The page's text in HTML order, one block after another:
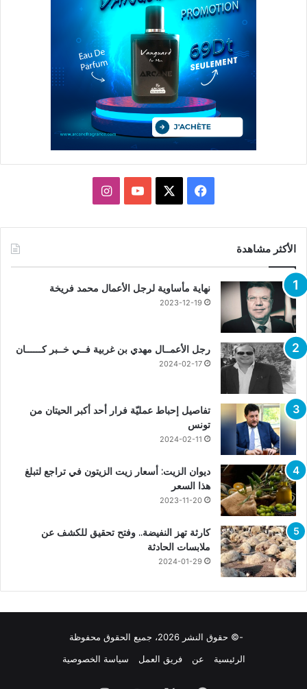
فيسبوك يوتيوبانستقرام
الأكثر مشاهدة
نهاية مأساوية لرجل الأعمال محمد فريخة
2023-12-19
رجل الأعمــال مهدي بن غربية فــي خــبر كــــــان
2024-02-17
تفاصيل إحباط عمليّة فرار أحد أكبر الحيتان من
تونس
2024-02-11
ديوان الزيت: أسعار زيت الزيتون في تراجع لتبلغ
هذا السعر
2023-11-20
كارثة تهز النفيضة.. وفتح تحقيق للكشف عن
ملابسات الحادثة
2024-01-29
-© حقوق النشر 2026، جميع الحقوق محفوظة
الرئيسية
عن فريق العمل سياسة الخصوصية